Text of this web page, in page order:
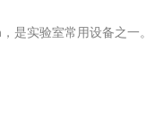
是实验室常用设备之一。